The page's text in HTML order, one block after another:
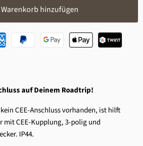
hinzufügen
auf Deinem Roadtrip!
CEE-Anschluss vorhanden, ist hilft
mit CEE-Kupplung, 3-polig und
IP44.